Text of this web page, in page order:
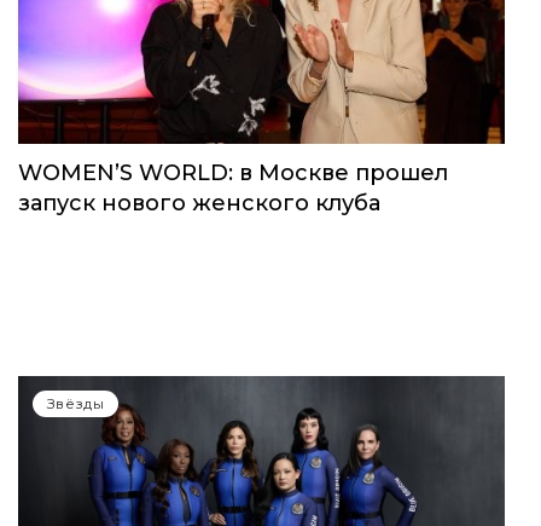
WOMEN’S WORLD: в Москве прошел
запуск нового женского клуба
Звёзды